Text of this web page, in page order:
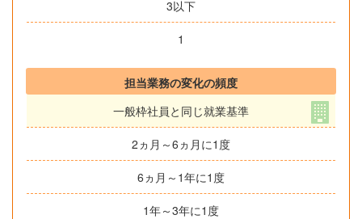
3以下
1
担当業務の変化の頻度
一般枠社員と同じ就業基準
2ヵ月～6ヵ月に1度
6ヵ月～1年に1度
1年～3年に1度